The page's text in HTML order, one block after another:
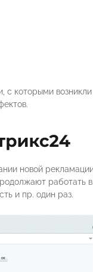
с которыми
новой
работать
и пр. один раз.